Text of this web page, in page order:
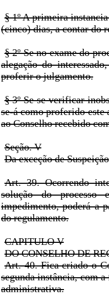
§ 1º A primeira
(cinco) dias, a contar do
§ 2º Se no exame do
alegação do
proferir o julgamento.
§ 3º Se se verificar
se-á como proferido este
ao Conselho recebido
Seção. V
Da exceção de Suspeição
Art. 39. Ocorrendo
solução do processo
impedimento, poderá a
do regulamento.
CAPITULO V
DO CONSELHO DE
Art. 40. Fica criado o
segunda instância, com
administrativa.